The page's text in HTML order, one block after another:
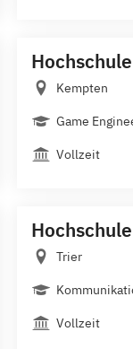
Kempten
Game
Vollzeit
Trier
Vollzeit